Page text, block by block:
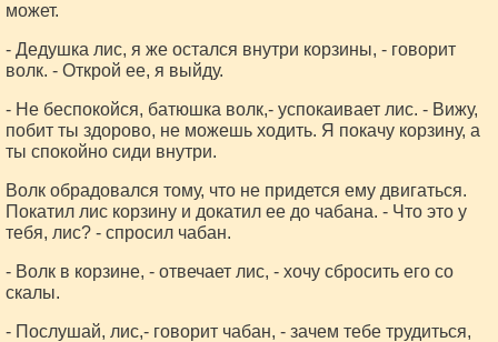
может.
- Дедушка лис, я же остался внутри корзины, - говорит
волк. - Открой ее, я выйду.
- Не беспокойся, батюшка волк,- успокаивает лис. - Вижу,
побит ты здорово, не можешь ходить. Я покачу корзину, а
ты спокойно сиди внутри.
Волк обрадовался тому, что не придется ему двигаться.
Покатил лис корзину и докатил ее до чабана. - Что это у
тебя, лис? - спросил чабан.
- Волк в корзине, - отвечает лис, - хочу сбросить его со
скалы.
- Послушай, лис,- говорит чабан, - зачем тебе трудиться,